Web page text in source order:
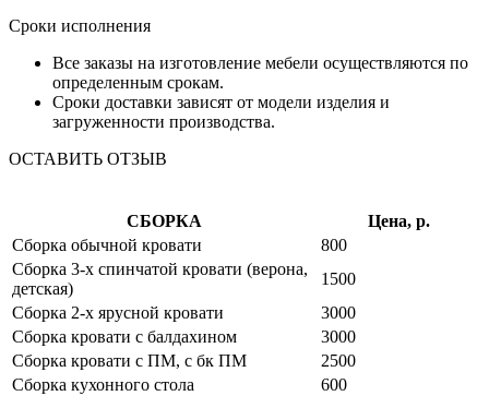
Сроки исполнения
Все заказы на изготовление мебели осуществляются по
определенным срокам.
Сроки доставки зависят от модели изделия и
загруженности производства.
ОСТАВИТЬ ОТЗЫВ
СБОРКА
Цена, р.
Сборка обычной кровати
800
Сборка 3-х спинчатой кровати (верона,
детская)
1500
Сборка 2-х ярусной кровати
3000
Сборка кровати с балдахином
3000
Сборка кровати с ПМ, с бк ПМ
2500
Сборка кухонного стола
600